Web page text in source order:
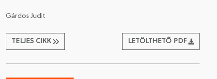
Gárdos Judit
TELJES CIKK LETÖLTHETŐ PDF